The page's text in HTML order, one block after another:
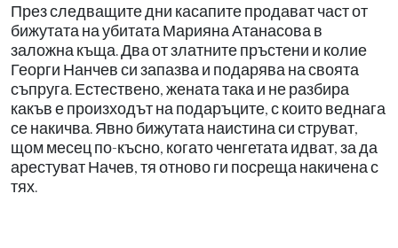
През следващите дни касапите продават част от
бижутата на убитата Марияна Атанасова в
заложна къща. Два от златните пръстени и колие
Георги Нанчев си запазва и подарява на своята
съпруга. Естествено, жената така и не разбира
какъв е произходът на подаръците, с които веднага
се накичва. Явно бижутата наистина си струват,
щом месец по-късно, когато ченгетата идват, за да
арестуват Начев, тя отново ги посреща накичена с
тях.